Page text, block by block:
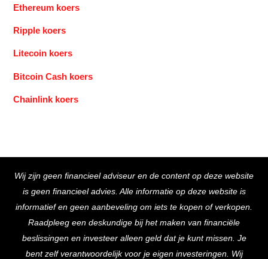
Ethereum koers
Ripple koers
Litecoin koers
Bitcoin Cash koers
Chainlink koers
To
Top
Wij zijn geen financieel adviseur en de content op deze website
is geen financieel advies. Alle informatie op deze website is
informatief en geen aanbeveling om iets te kopen of verkopen.
Raadpleeg een deskundige bij het maken van financiële
beslissingen en investeer alleen geld dat je kunt missen. Je
bent zelf verantwoordelijk voor je eigen investeringen. Wij